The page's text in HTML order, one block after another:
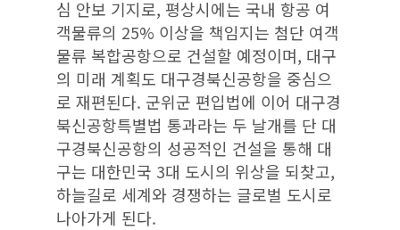
심 안보 기지로, 평상시에는 국내 항공 여
객물류의 25% 이상을 책임지는 첨단 여객
물류 복합공항으로 건설할 예정이며, 대구
의 미래 계획도 대구경북신공항을 중심으
로 재편된다. 군위군 편입법에 이어 대구경
북신공항특별법 통과라는 두 날개를 단 대
구경북신공항의 성공적인 건설을 통해 대
구는 대한민국 3대 도시의 위상을 되찾고,
하늘길로 세계와 경쟁하는 글로벌 도시로
나아가게 된다.